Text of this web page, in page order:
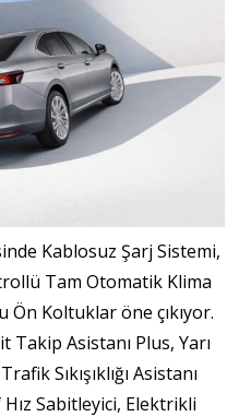
Kablosuz Şarj Sistemi,
Tam Otomatik Klima
Koltuklar​ öne çıkıyor.
Takip Asistanı Plus, Yarı
Sıkışıklığı Asistanı
Sabitleyici, Elektrikli